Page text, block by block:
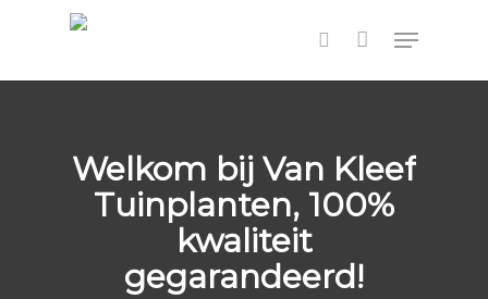
Welkom bij Van Kleef
Tuinplanten, 100%
kwaliteit
gegarandeerd!